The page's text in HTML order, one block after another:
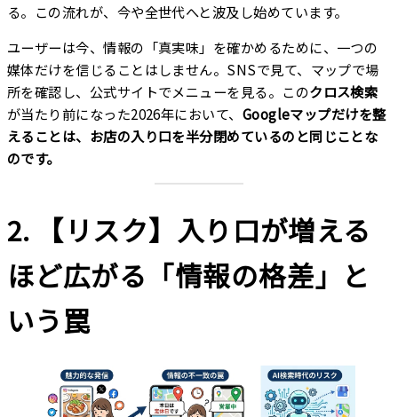
る。この流れが、今や全世代へと波及し始めています。
ユーザーは今、情報の「真実味」を確かめるために、一つの
媒体だけを信じることはしません。SNSで見て、マップで場
所を確認し、公式サイトでメニューを見る。このクロス検索
が当たり前になった2026年において、 Googleマップだけを整
えることは、お店の入り口を半分閉めているのと同じことな
のです。
2. 【リスク】入り口が増える
ほど広がる「情報の格差」と
いう罠